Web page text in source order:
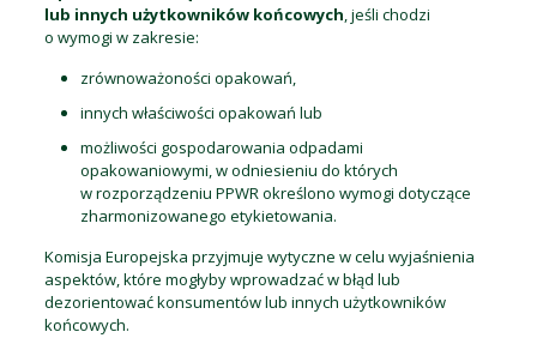
lub innych użytkowników końcowych, jeśli chodzi
o wymogi w zakresie:
zrównoważoności opakowań,
innych właściwości opakowań lub
możliwości gospodarowania odpadami
opakowaniowymi, w odniesieniu do których
w rozporządzeniu PPWR określono wymogi dotyczące
zharmonizowanego etykietowania.
Komisja Europejska przyjmuje wytyczne w celu wyjaśnienia
aspektów, które mogłyby wprowadzać w błąd lub
dezorientować konsumentów lub innych użytkowników
końcowych.